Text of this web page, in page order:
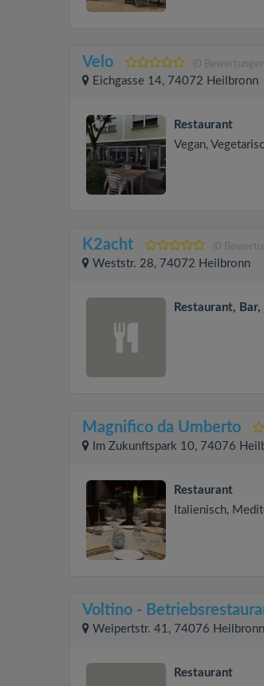
Velo (0
Eichgasse 14, 74072 Heilbronn
Restaurant
Vegan,
K2acht (0
Weststr. 28, 74072 Heilbronn
Restaurant, Bar,
Magnifico da Umberto
Im Zukunftspark 10, 74076
Restaurant
Italienisch,
Voltino -
Weipertstr. 41, 74076 Heilbronn
Restaurant